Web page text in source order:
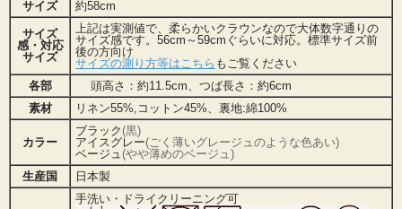
サイズ 約58cm
サイズ
感・対応
サイズ
上記は実測値で、柔らかいクラウンなので大体数字通りの
サイズ感です。56cm～59cmぐらいに対応。標準サイズ前
後の方向け
サイズの測り方等はこちら もご覧ください
各部
頭高さ：約11.5cm、つば長さ：約6cm
素材
リネン55%,コットン45%、裏地:綿100%
カラー
ブラック(黒)
アイスグレー(ごく薄いグレージュのような色あい)
ベージュ (やや薄めのベージュ)
生産国
日本製
手洗い・ドライクリーニング可